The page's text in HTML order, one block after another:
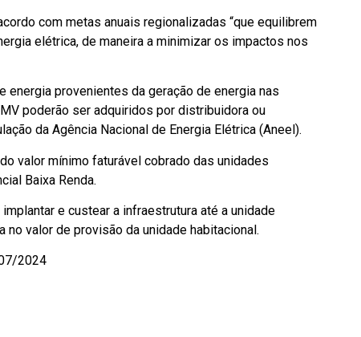
com metas anuais regionalizadas “que equilibrem
elétrica, de maneira a minimizar os impactos nos
provenientes da geração de energia nas
poderão ser adquiridos por distribuidora ou
da Agência Nacional de Energia Elétrica (Aneel).
valor mínimo faturável cobrado das unidades
Baixa Renda.
e custear a infraestrutura até a unidade
valor de provisão da unidade habitacional.
2024